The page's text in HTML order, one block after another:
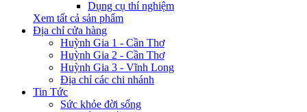
Dụng cụ thí nghiệm
Xem tất cả sản phẩm
Địa chỉ cửa hàng
Huỳnh Gia 1 - Cần Thơ
Huỳnh Gia 2 - Cần Thơ
Huỳnh Gia 3 - Vĩnh Long
Địa chỉ các chi nhánh
Tin Tức
Sức khỏe đời sống